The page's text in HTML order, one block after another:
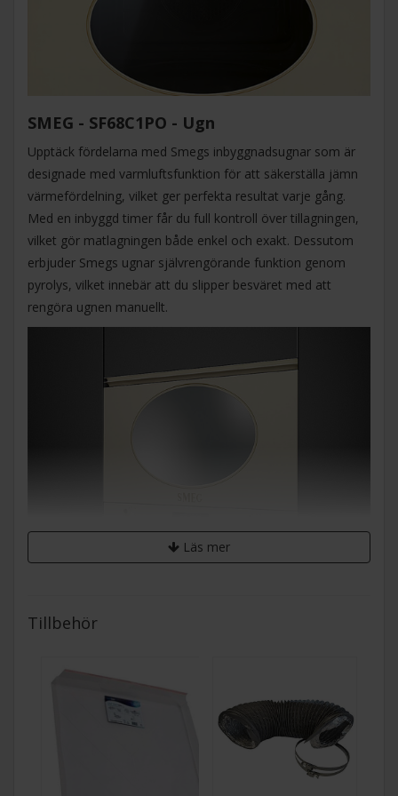
SMEG - SF68C1PO - Ugn
Upptäck fördelarna med Smegs inbyggnadsugnar som är
designade med varmluftsfunktion för att säkerställa jämn
värmefördelning, vilket ger perfekta resultat varje gång.
Med en inbyggd timer får du full kontroll över tillagningen,
vilket gör matlagningen både enkel och exakt. Dessutom
erbjuder Smegs ugnar självrengörande funktion genom
pyrolys, vilket innebär att du slipper besväret med att
rengöra ugnen manuellt.
SMEG - MP822PO - Inbyggd mikrovågsugn
serie, där tidlös design möter modern funktionalitet. Denna
stilfulla mikrovågsugn, med antika mässingsdetaljer, blir en
vacker detalj i ditt kök samtidigt som den erbjuder praktiska
funktioner. Utrustad med en Surfaceplus keramisk bas,
eliminerar den behovet av en roterande tallrik och
Läs mer
Tillbehör